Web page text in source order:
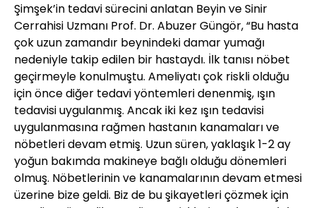
Şimşek’in tedavi sürecini anlatan Beyin ve Sinir
Cerrahisi Uzmanı Prof. Dr. Abuzer Güngör, “Bu hasta
çok uzun zamandır beynindeki damar yumağı
nedeniyle takip edilen bir hastaydı. İlk tanısı nöbet
geçirmeyle konulmuştu. Ameliyatı çok riskli olduğu
için önce diğer tedavi yöntemleri denenmiş, ışın
tedavisi uygulanmış. Ancak iki kez ışın tedavisi
uygulanmasına rağmen hastanın kanamaları ve
nöbetleri devam etmiş. Uzun süren, yaklaşık 1-2 ay
yoğun bakımda makineye bağlı olduğu dönemleri
olmuş. Nöbetlerinin ve kanamalarının devam etmesi
üzerine bize geldi. Biz de bu şikayetleri çözmek için